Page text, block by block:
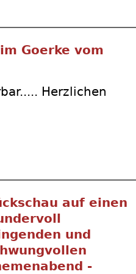
Goerke vom
Herzlichen
auf einen
und
-